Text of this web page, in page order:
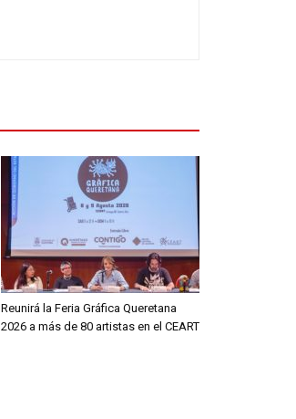
Reunirá la Feria Gráfica Queretana
2026 a más de 80 artistas en el CEART